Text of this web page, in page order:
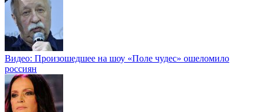
Видео: Произошедшее на шоу «Поле чудес» ошеломило
россиян